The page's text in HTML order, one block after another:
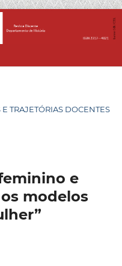
E TRAJETÓRIAS DOCENTES
e
modelos